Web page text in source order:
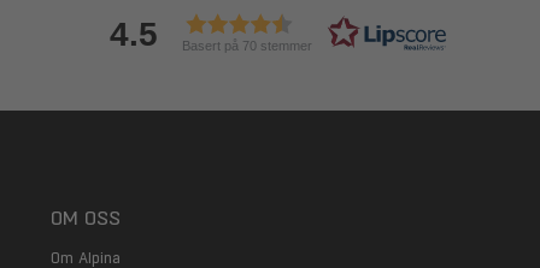
4.5 Basert på 70 stemmer
OM OSS
Om Alpina